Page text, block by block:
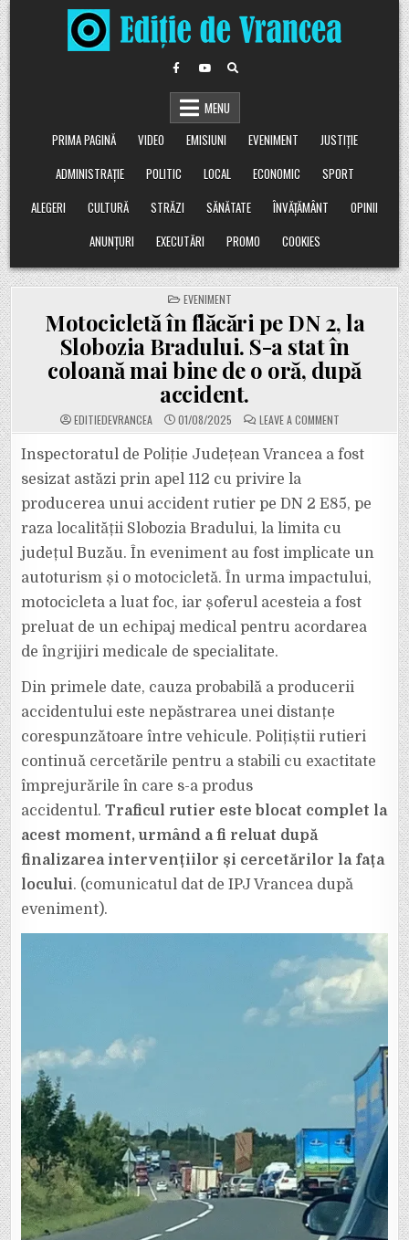
Skip
to
content
MENU
PRIMA PAGINĂ
VIDEO EMISIUNI EVENIMENT
JUSTIȚIE
ADMINISTRAȚIE
POLITIC LOCAL ECONOMIC
SPORT
ALEGERI
CULTURĂ STRĂZI SĂNĂTATE ÎNVĂȚĂMÂNT
OPINII
ANUNȚURI
EXECUTĂRI PROMO COOKIES
POSTED
IN
EVENIMENT
Motocicletă în flăcări pe DN 2, la
Slobozia Bradului. S-a stat în
coloană mai bine de o oră, după
accident.
EDITIEDEVRANCEA 01/08/2025 LEAVE A COMMENT
MOTOCICLETĂ
FLĂCĂRI
PE
LA
SLOBOZIA
S-
STAT
ÎN
COLOANĂ
MAI
BINE
DE
ORĂ,
Inspectoratul de Poliție Județean Vrancea a fost
sesizat astăzi prin apel 112 cu privire la
producerea unui accident rutier pe DN 2 E85, pe
raza localității Slobozia Bradului, la limita cu
județul Buzău. În eveniment au fost implicate un
autoturism și o motocicletă. În urma impactului,
motocicleta a luat foc, iar șoferul acesteia a fost
preluat de un echipaj medical pentru acordarea
de îngrijiri medicale de specialitate.
Din primele date, cauza probabilă a producerii
accidentului este nepăstrarea unei distanțe
corespunzătoare între vehicule. Polițiștii rutieri
continuă cercetările pentru a stabili cu exactitate
împrejurările în care s-a produs
accidentul.Traficul rutier este blocat complet la
acest moment, urmând a fi reluat după
finalizarea intervențiilor și cercetărilor la fața
locului. (comunicatul dat de IPJ Vrancea după
eveniment).